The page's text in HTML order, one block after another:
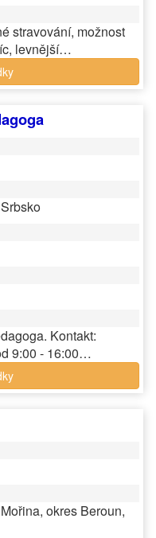
stravování, možnost
levnější…
Kontakt:
9:00 - 16:00…
okres Beroun,